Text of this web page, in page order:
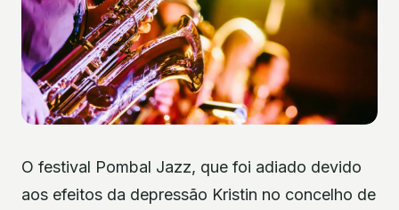
O festival Pombal Jazz, que foi adiado devido
aos efeitos da depressão Kristin no concelho de